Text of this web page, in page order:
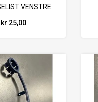
VENSTRE
kr 25,00